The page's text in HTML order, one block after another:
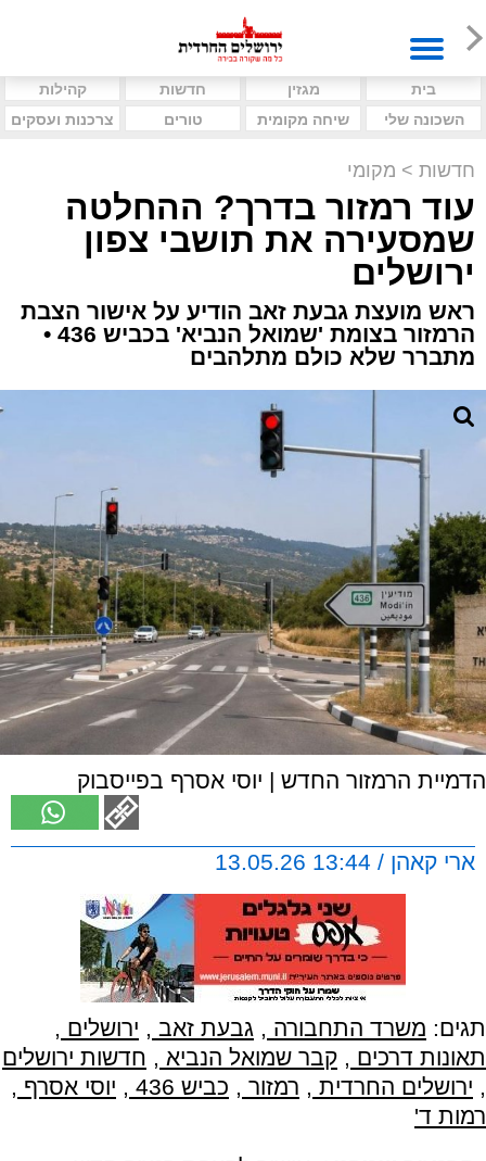
בית מגזין חדשות
קהילות
השכונה שלי
שיחה מקומית טורים צרכנות ועסקים
חדשות > מקומי
עוד רמזור בדרך? ההחלטה
שמסעירה את תושבי צפון
ירושלים
ראש מועצת גבעת זאב הודיע על אישור הצבת
הרמזור בצומת 'שמואל הנביא' בכביש 436 •
מתברר שלא כולם מתלהבים
הדמיית הרמזור החדש | יוסי אסרף בפייסבוק
ארי קאהן / 13:44 13.05.26
תגים: משרד התחבורה , גבעת זאב , ירושלים ,
תאונות דרכים , קבר שמואל הנביא , חדשות ירושלים
, ירושלים החרדית , רמזור , כביש 436 , יוסי אסרף ,
רמות ד'